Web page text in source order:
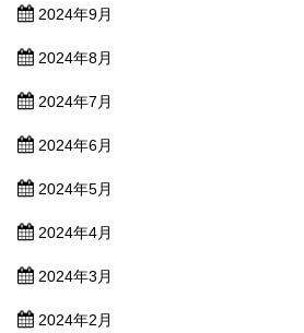
2024年9月
2024年8月
2024年7月
2024年6月
2024年5月
2024年4月
2024年3月
2024年2月